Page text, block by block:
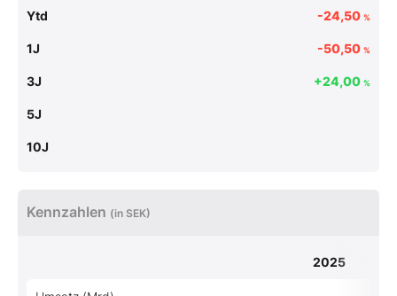
Ytd -24,50 %
1J -50,50 %
3J +24,00 %
5J
10J
Kennzahlen (in SEK)
2025